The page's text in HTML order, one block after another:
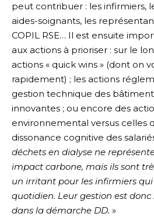
peut contribuer : les infirmiers,
aides-soignants, les
COPIL RSE… Il est ensuite
aux actions à prioriser : sur le
actions « quick wins » (dont on
rapidement) ; les actions
gestion technique des
innovantes ; ou encore des
environnemental versus celles
dissonance cognitive des
déchets en dialyse ne
impact carbone, mais ils sont
un irritant pour les infirmiers
quotidien. Leur gestion est donc
dans la démarche DD. »